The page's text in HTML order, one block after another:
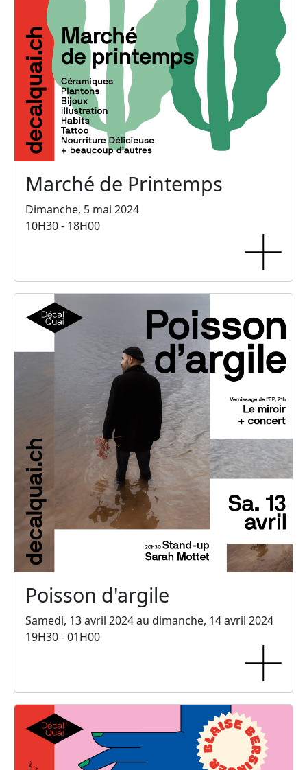
Marché de Printemps
Dimanche, 5 mai 2024
10H30 - 18H00
Poisson d'argile
Samedi, 13 avril 2024 au dimanche, 14 avril 2024
19H30 - 01H00